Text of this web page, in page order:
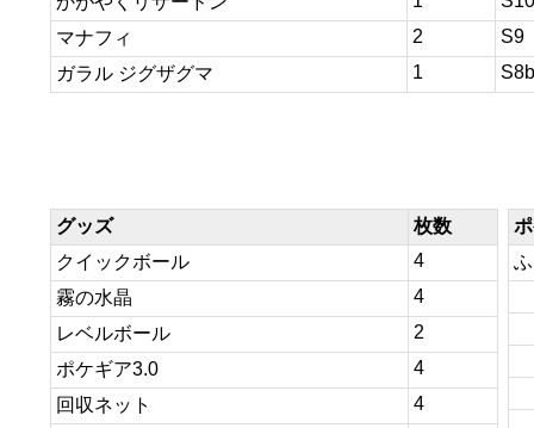
マナフィ
2
S9
ガラル ジグザグマ
1 S8b
グッズ
枚数
クイックボール
4
霧の水晶
4
レベルボール
2
ポケギア3.0
4
回収ネット
4